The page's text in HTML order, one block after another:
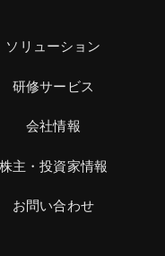
ソリューション
研修サービス
会社情報
株主・投資家情報
お問い合わせ